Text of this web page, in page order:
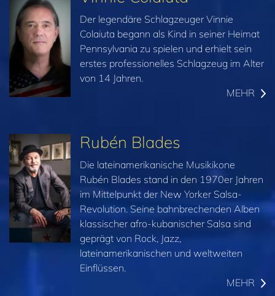
Der legendäre Schlagzeuger Vinnie
Colaiuta begann als Kind in seiner Heimat
Pennsylvania zu spielen und erhielt sein
erstes professionelles Schlagzeug im Alter
von 14 Jahren.
MEHR
Rubén Blades
Die lateinamerikanische Musikikone
Rubén Blades stand in den 1970er Jahren
im Mittelpunkt der New Yorker Salsa-
Revolution. Seine bahnbrechenden Alben
klassischer afro-kubanischer Salsa sind
geprägt von Rock, Jazz,
lateinamerikanischen und weltweiten
Einflüssen.
MEHR